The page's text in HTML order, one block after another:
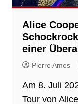
Alice
einer
Pierre Ames
Am 8. Juli
Tour von